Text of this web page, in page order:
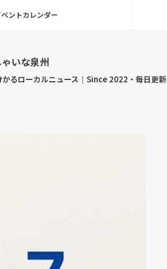
ベントカレンダー
いな泉州
るローカルニュース｜Since 2022・毎日更新